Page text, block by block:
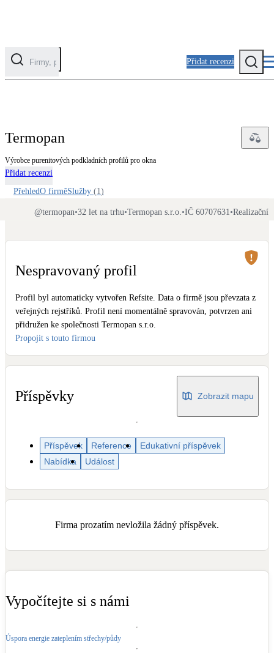
Přidat recenzi
Klimatizace pro vytápění
Dotační, energetické služby
Solární termický systém
Na přípravu teplé vody i přitápění
Klimatizace
Okna / dveře
Hlavní zdroje vytápění
Bateriové úložiště
Termopan
Výrobce purenitových podkladních profilů pro okna
Přidat recenzi
PřehledO firměSlužby (1)
@termopan•32 let na trhu•Termopan s.r.o.•IČ 60707631•Realizační
Nespravovaný profil
Profil byl automaticky vytvořen Refsite. Data o firmě jsou převzata z
veřejných rejstříků. Profil není momentálně spravován, potvrzen ani
přidružen ke společnosti Termopan s.r.o.
Propojit s touto firmou
Příspěvky Zobrazit mapu
Příspěvek Reference
Edukativní příspěvek
Nabídka
Událost
Firma prozatím nevložila žádný příspěvek.
Vypočítejte si s námi
Úspora energie zateplením střechy/půdy